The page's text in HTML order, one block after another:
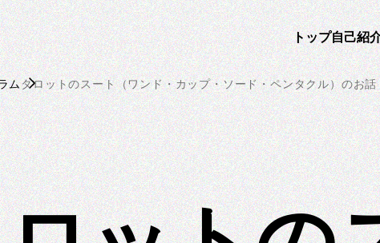
トップ自己紹
ムタロットのスート（ワンド・カップ・ソード・ペンタクル）のお話